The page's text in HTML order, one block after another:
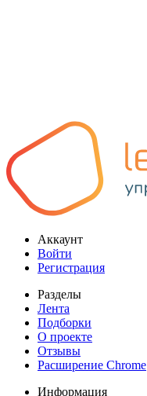
Аккаунт
Войти
Регистрация
Разделы
Лента
Подборки
О проекте
Отзывы
Расширение Chrome
Информация